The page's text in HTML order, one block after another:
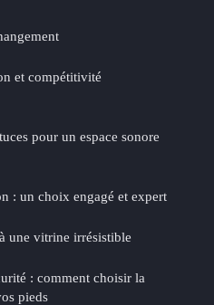
et compétitivité
pour un espace sonore
: un choix engagé et expert
une vitrine irrésistible
: comment choisir la
pieds